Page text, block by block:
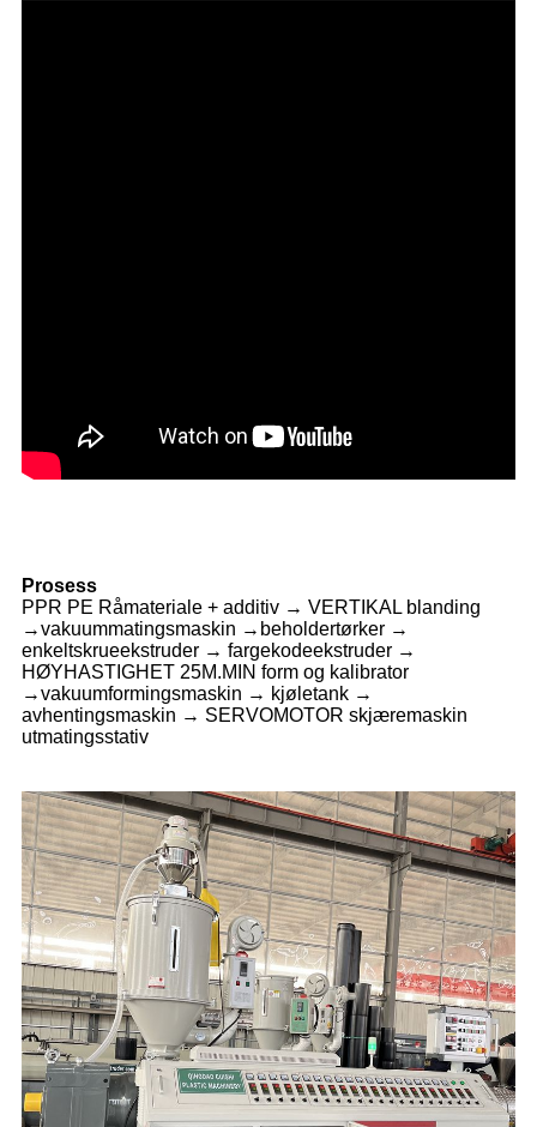
Prosess
PPR PE Råmateriale + additiv → VERTIKAL blanding
→vakuummatingsmaskin →beholdertørker →
enkeltskrueekstruder → fargekodeekstruder →
HØYHASTIGHET 25M.MIN form og kalibrator
→vakuumformingsmaskin → kjøletank →
avhentingsmaskin → SERVOMOTOR skjæremaskin
utmatingsstativ